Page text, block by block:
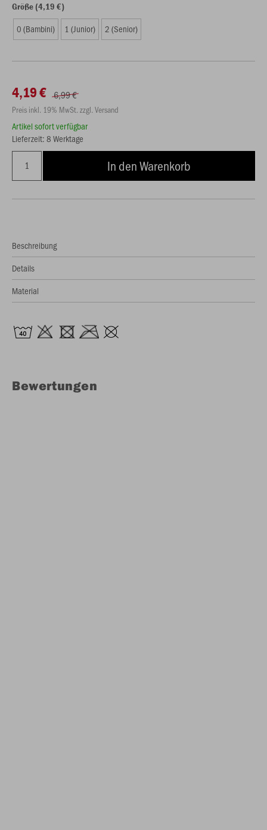
Größe (4,19 €)
0 (Bambini) 1 (Junior) 2 (Senior)
4,19 € 6,99 €
Preis inkl. 19% MwSt. zzgl. Versand
Artikel sofort verfügbar
Lieferzeit: 8 Werktage
In den Warenkorb
Beschreibung
Details
Material
Bewertungen